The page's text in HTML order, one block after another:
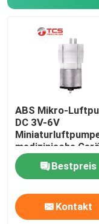
ABS Mikro-
DC 3V-6V
medizinische
Spielzeug
Bestpreis
Kontakt